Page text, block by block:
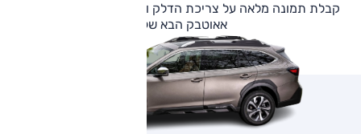
קבלת תמונה מלאה על צריכת הדלק וטווח הנסיעה של סובארו
אאוטבק הבא שלך